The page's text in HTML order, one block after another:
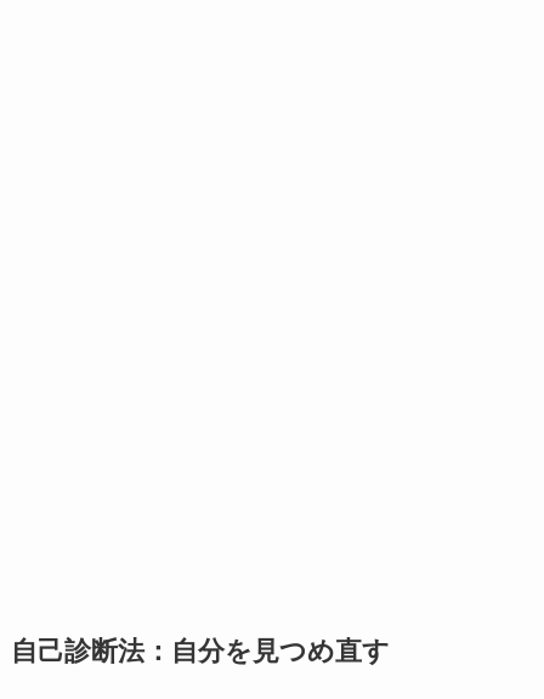
自己診断法：自分を見つめ直す